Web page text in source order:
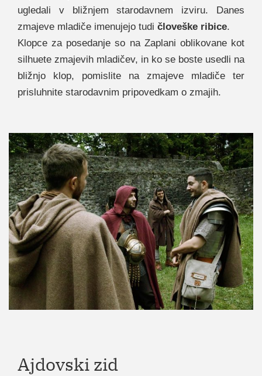
ugledali v bližnjem starodavnem izviru. Danes
zmajeve mladiče imenujejo tudi človeške ribice.
Klopce za posedanje so na Zaplani oblikovane kot
silhuete zmajevih mladičev, in ko se boste usedli na
bližnjo klop, pomislite na zmajeve mladiče ter
prisluhnite starodavnim pripovedkam o zmajih.
Ajdovski zid